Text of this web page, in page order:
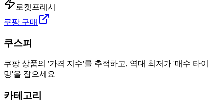
로켓프레시
쿠팡 구매
쿠스피
쿠팡 상품의 '가격 지수'를 추적하고, 역대 최저가 '매수 타이
밍'을 잡으세요.
카테고리